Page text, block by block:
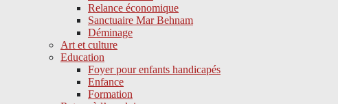
Relance économique
Sanctuaire Mar Behnam
Déminage
Art et culture
Education
Foyer pour enfants handicapés
Enfance
Formation